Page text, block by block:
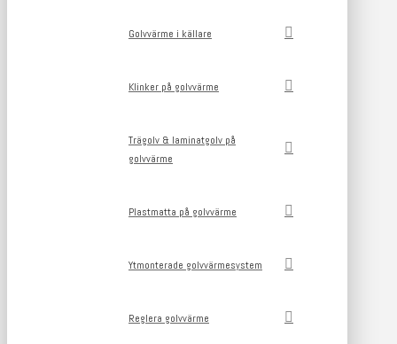
Golvvärme i källare
Klinker på golvvärme
Trägolv & laminatgolv på
golvvärme
Plastmatta på golvvärme
Ytmonterade golvvärmesystem
Reglera golvvärme